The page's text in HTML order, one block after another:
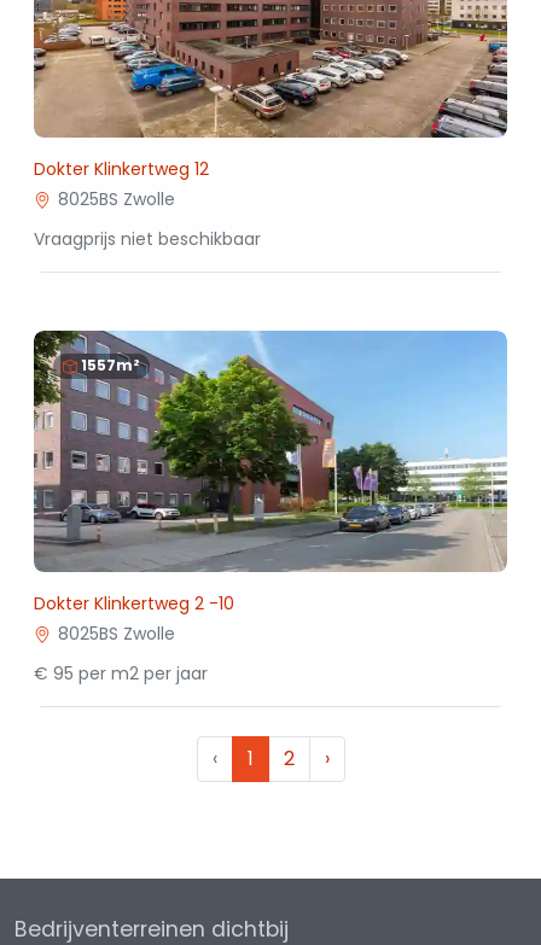
Dokter Klinkertweg 12
8025BS Zwolle
Vraagprijs niet beschikbaar
1557m²
Dokter Klinkertweg 2 -10
8025BS Zwolle
€ 95 per m2 per jaar
‹ 1 2 ›
Bedrijventerreinen dichtbij